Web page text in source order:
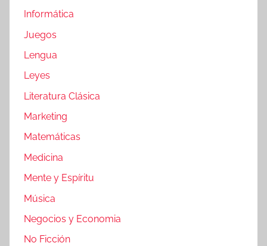
Informática
Juegos
Lengua
Leyes
Literatura Clásica
Marketing
Matemáticas
Medicina
Mente y Espíritu
Música
Negocios y Economia
No Ficción